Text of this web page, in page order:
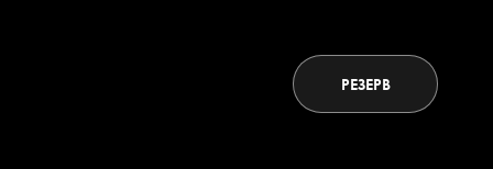
РЕЗЕРВ